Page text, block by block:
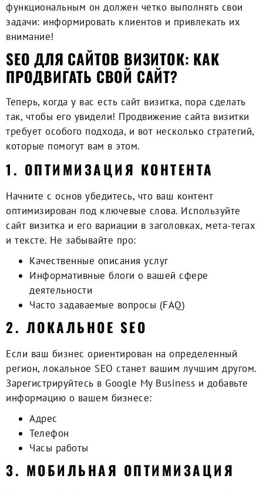
функциональным он должен четко выполнять свои
задачи: информировать клиентов и привлекать их
внимание!
SEO ДЛЯ САЙТОВ ВИЗИТОК: КАК
ПРОДВИГАТЬ СВОЙ САЙТ?
Теперь, когда у вас есть сайт визитка, пора сделать
так, чтобы его увидели! Продвижение сайта визитки
требует особого подхода, и вот несколько стратегий,
которые помогут вам в этом.
1. ОПТИМИЗАЦИЯ КОНТЕНТА
Начните с основ убедитесь, что ваш контент
оптимизирован под ключевые слова. Используйте
сайт визитка и его вариации в заголовках, мета-тегах
и тексте. Не забывайте про:
Качественные описания услуг
Информативные блоги о вашей сфере
деятельности
Часто задаваемые вопросы (FAQ)
2. ЛОКАЛЬНОЕ SEO
Если ваш бизнес ориентирован на определенный
регион, локальное SEO станет вашим лучшим другом.
Зарегистрируйтесь в Google My Business и добавьте
информацию о вашем бизнесе:
Адрес
Телефон
Часы работы
3. МОБИЛЬНАЯ ОПТИМИЗАЦИЯ